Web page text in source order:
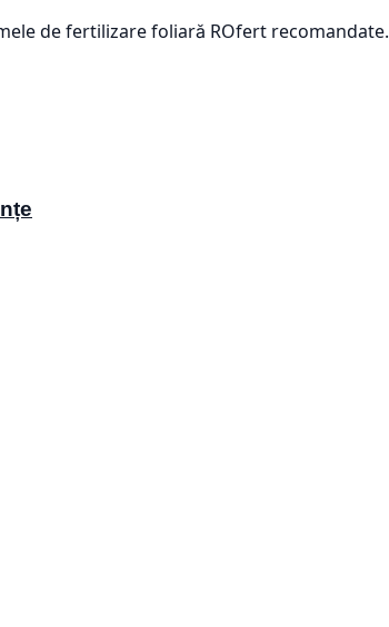
de fertilizare foliară ROfert recomandate.